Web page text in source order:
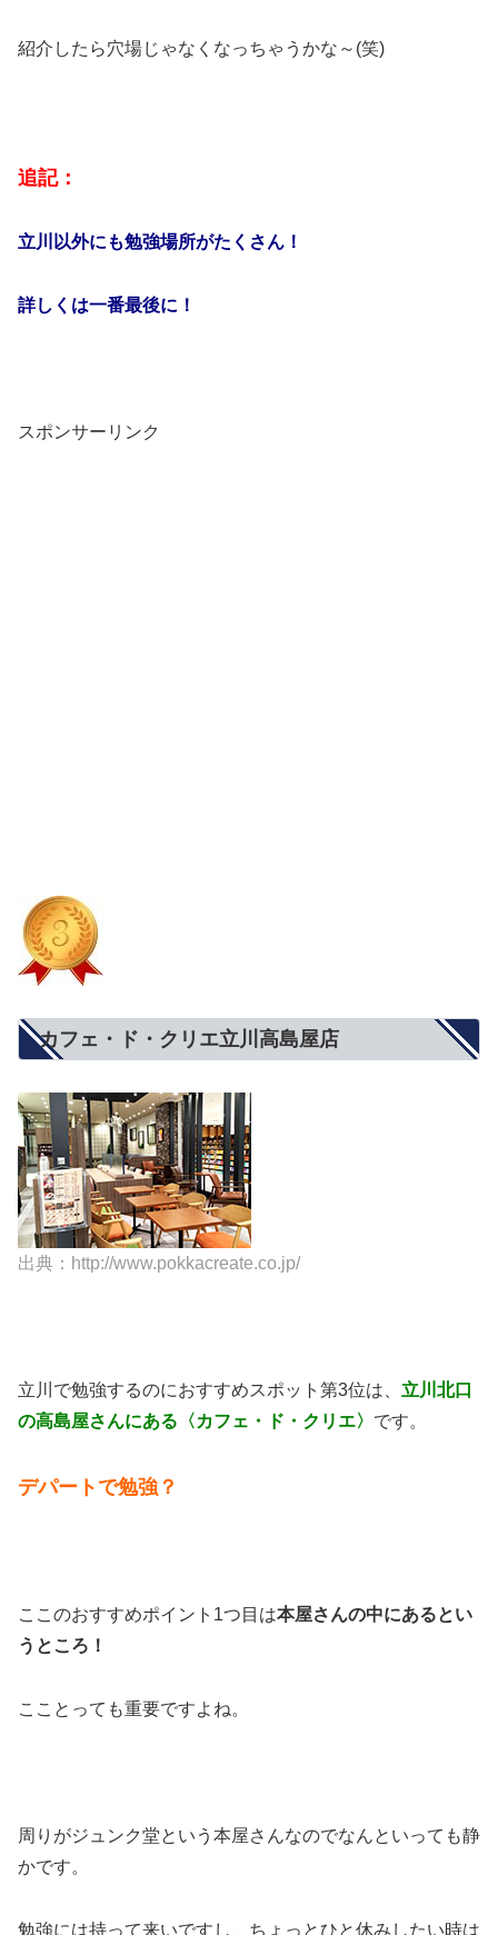
紹介したら穴場じゃなくなっちゃうかな～(笑)
追記：
立川以外にも勉強場所がたくさん！
詳しくは一番最後に！
スポンサーリンク
カフェ・ド・クリエ立川高島屋店
出典：http://www.pokkacreate.co.jp/
立川で勉強するのにおすすめスポット第3位は、 立川北口
の高島屋さんにある〈カフェ・ド・クリエ〉 です。
デパートで勉強？
ここのおすすめポイント1つ目は本屋さんの中にあるとい
うところ！
こことっても重要ですよね。
周りがジュンク堂という本屋さんなのでなんといっても静
かです。
勉強には持って来いですし、ちょっとひと休みしたい時は